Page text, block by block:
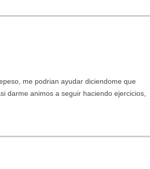
me podrian ayudar diciendome que
darme animos a seguir haciendo ejercicios,